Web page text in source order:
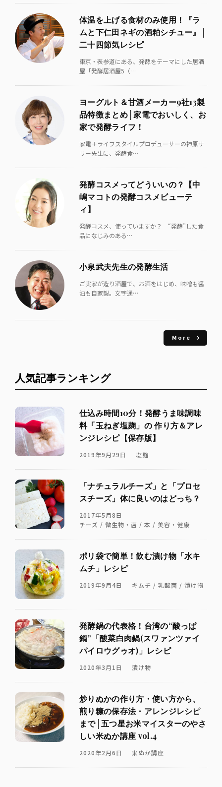
体温を上げる食材のみ使用！『ラ
ムと下仁田ネギの酒粕シチュー』│
二十四節気レシピ
東京・表参道にある、発酵をテーマにした居酒
屋「発酵居酒屋5（…
ヨーグルト＆甘酒メーカー9社13製
品特徴まとめ│家電でおいしく、お
家で発酵ライフ！
家電＋ライフスタイルプロデューサーの神原サ
リー先生に、発酵食…
発酵コスメってどういいの？【中
嶋マコトの発酵コスメビューテ
ィ】
発酵コスメ、使っていますか？ “発酵”した食
品になじみのある…
小泉武夫先生の発酵生活
ご実家が造り酒屋で、お酒をはじめ、味噌も醤
油も自家製。文字通…
More
人気記事ランキング
仕込み時間10分！発酵うま味調味
料「玉ねぎ塩麹」の 作り方＆アレ
ンジレシピ【保存版】
2019年9月29日 塩麹
「ナチュラルチーズ」と「プロセ
スチーズ」体に良いのはどっち？
2017年5月8日
チーズ / 微生物・菌 / 本 / 美容・健康
ポリ袋で簡単！飲む漬け物「水キ
ムチ」レシピ
2019年9月4日 キムチ / 乳酸菌 / 漬け物
発酵鍋の代表格！台湾の“酸っぱ
鍋”「酸菜白肉鍋(スワァンツァイ
パイロウグゥオ)」レシピ
2020年3月1日 漬け物
炒りぬかの作り方・使い方から、
煎り糠の保存法・アレンジレシピ
まで│五つ星お米マイスターのやさ
しい米ぬか講座 vol.4
2020年2月6日 米ぬか講座